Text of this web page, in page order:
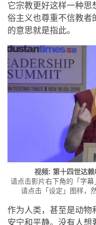
它宗教更好这样一种思
俗主义也尊重不信教者
的意思就是指此。
视频: 第十四世达
请点击影片右下角的「字幕
请点击「设定」图样，
作为人类，甚至是动物
安宁和平静。没有人想